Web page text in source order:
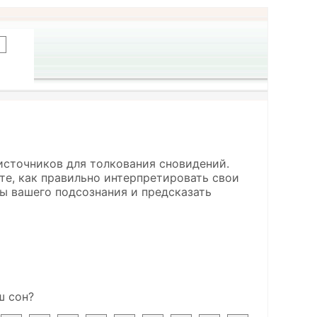
для толкования сновидений.
как правильно интерпретировать свои
вашего подсознания и предсказать
сон?